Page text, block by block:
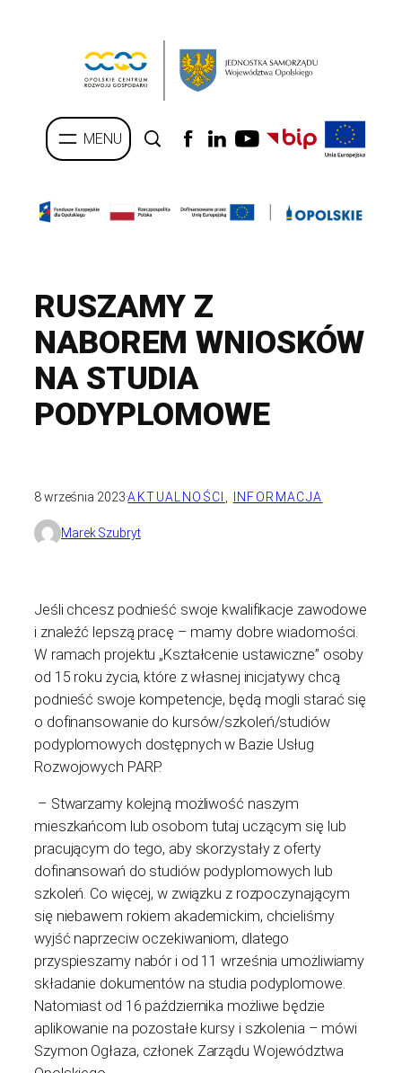
RUSZAMY Z
NABOREM WNIOSKÓW
NA STUDIA
PODYPLOMOWE
8 września 2023·AKTUALNOŚCI INFORMACJA
Marek Szubryt
Jeśli chcesz podnieść swoje kwalifikacje zawodowe
i znaleźć lepszą pracę – mamy dobre wiadomości.
W ramach projektu „Kształcenie ustawiczne” osoby
od 15 roku życia, które z własnej inicjatywy chcą
podnieść swoje kompetencje, będą mogli starać się
o dofinansowanie do kursów/szkoleń/studiów
podyplomowych dostępnych w Bazie Usług
Rozwojowych PARP.
– Stwarzamy kolejną możliwość naszym
mieszkańcom lub osobom tutaj uczącym się lub
pracującym do tego, aby skorzystały z oferty
dofinansowań do studiów podyplomowych lub
szkoleń. Co więcej, w związku z rozpoczynającym
się niebawem rokiem akademickim, chcieliśmy
wyjść naprzeciw oczekiwaniom, dlatego
przyspieszamy nabór i od 11 września umożliwiamy
składanie dokumentów na studia podyplomowe.
Natomiast od 16 października możliwe będzie
aplikowanie na pozostałe kursy i szkolenia – mówi
Szymon Ogłaza, członek Zarządu Województwa